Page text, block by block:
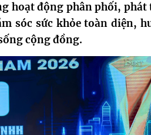
hoạt động phân phối, phát
sóc sức khỏe toàn diện,
cộng đồng.